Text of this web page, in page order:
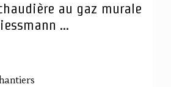
au gaz murale
...